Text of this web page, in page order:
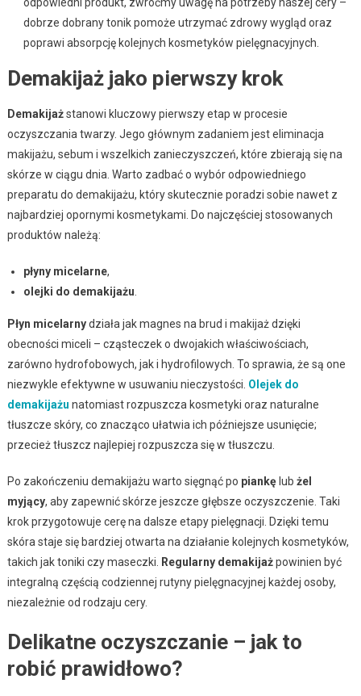
dobrze dobrany tonik pomoże utrzymać zdrowy wygląd oraz
poprawi absorpcję kolejnych kosmetyków pielęgnacyjnych.
Demakijaż jako pierwszy krok
Demakijażstanowi kluczowy pierwszy etap w procesie
oczyszczania twarzy. Jego głównym zadaniem jest eliminacja
makijażu, sebum i wszelkich zanieczyszczeń, które zbierają się na
skórze w ciągu dnia. Warto zadbać o wybór odpowiedniego
preparatu do demakijażu, który skutecznie poradzi sobie nawet z
najbardziej opornymi kosmetykami. Do najczęściej stosowanych
produktów należą:
płyny micelarne,
olejki do demakijażu
Płyn micelarnydziała jak magnes na brud i makijaż dzięki
obecności miceli – cząsteczek o dwojakich właściwościach,
zarówno hydrofobowych, jak i hydrofilowych. To sprawia, że są one
niezwykle efektywne w usuwaniu nieczystości. Olejek do
demakijażu natomiast rozpuszcza kosmetyki oraz naturalne
tłuszcze skóry, co znacząco ułatwia ich późniejsze usunięcie;
przecież tłuszcz najlepiej rozpuszcza się w tłuszczu.
Po zakończeniu demakijażu warto sięgnąć po piankęlub żel
myjący, aby zapewnić skórze jeszcze głębsze oczyszczenie. Taki
krok przygotowuje cerę na dalsze etapy pielęgnacji. Dzięki temu
skóra staje się bardziej otwarta na działanie kolejnych kosmetyków,
takich jak toniki czy maseczki.
Regularny demakijażpowinien być
integralną częścią codziennej rutyny pielęgnacyjnej każdej osoby,
niezależnie od rodzaju cery.
Delikatne oczyszczanie – jak to
robić prawidłowo?